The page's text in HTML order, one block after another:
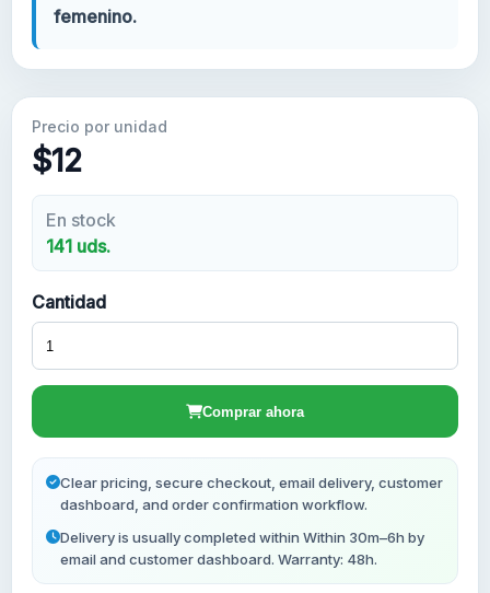
Cuentas Gmail Nuevas
femenino.
Precio por unidad
$12
En stock
141 uds.
Cantidad
Comprar ahora
Clear pricing, secure checkout, email delivery, customer
dashboard, and order confirmation workflow.
Delivery is usually completed within Within 30m–6h by
email and customer dashboard. Warranty: 48h.